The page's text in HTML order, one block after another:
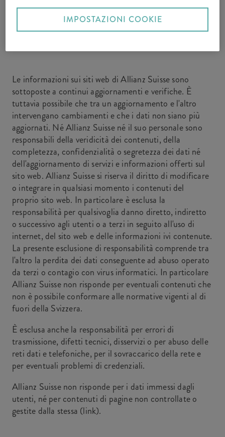
Le informazioni sui siti web di Allianz Suisse sono
sottoposte a continui aggiornamenti e verifiche. È
tuttavia possibile che tra un aggiornamento e l'altro
intervengano cambiamenti e che i dati non siano più
aggiornati. Né Allianz Suisse né il suo personale sono
responsabili della veridicità dei contenuti, della
completezza, confidenzialità o segretezza dei dati né
dell'aggiornamento di servizi e informazioni offerti sul
sito web. Allianz Suisse si riserva il diritto di modificare
o integrare in qualsiasi momento i contenuti del
proprio sito web. In particolare è esclusa la
responsabilità per qualsivoglia danno diretto, indiretto
o successivo agli utenti o a terzi in seguito all'uso di
internet, del sito web e delle informazioni ivi contenute.
La presente esclusione di responsabilità comprende tra
l'altro la perdita dei dati conseguente ad abuso operato
da terzi o contagio con virus informatici. In particolare
Allianz Suisse non risponde per eventuali contenuti che
non è possibile conformare alle normative vigenti al di
fuori della Svizzera.
È esclusa anche la responsabilità per errori di
trasmissione, difetti tecnici, disservizi o per abuso delle
reti dati e telefoniche, per il sovraccarico della rete e
per eventuali problemi di credenziali.
Allianz Suisse non risponde per i dati immessi dagli
utenti, né per contenuti di pagine non controllate o
gestite dalla stessa (link).
IMPOSTAZIONI COOKIE